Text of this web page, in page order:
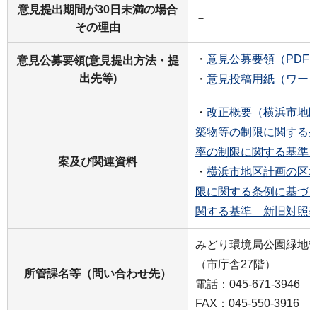
意見提出期間が30日未満の場合
その理由
－
意見公募要領(意見提出方法・提
出先等)
・ 意見公募要領（PDF
・ 意見投稿用紙（ワー
案及び関連資料
・ 改正概要（横浜市地
築物等の制限に関する
率の制限に関する基準
・ 横浜市地区計画の区
限に関する条例に基づ
関する基準 新旧対照
所管課名等（問い合わせ先）
みどり環境局公園緑地
（市庁舎27階）
電話：045-671-3946
FAX：045-550-3916